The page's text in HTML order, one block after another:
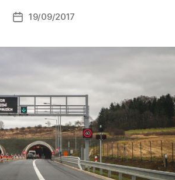
Autor
příspěvku
a
Datum
19/09/2017